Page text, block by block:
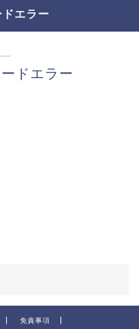
エラー
―
ドエラー
免責事項